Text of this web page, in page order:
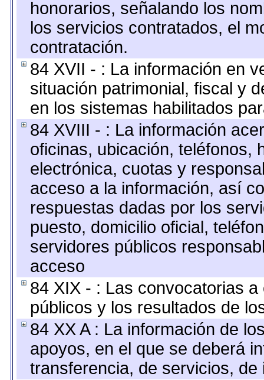
honorarios, señalando los
los servicios contratados, el
contratación.
84 XVII - : La información en
situación patrimonial, fiscal y
en los sistemas habilitados
84 XVIII - : La información
oficinas, ubicación, teléfonos,
electrónica, cuotas y
acceso a la información, así
respuestas dadas por los
puesto, domicilio oficial,
servidores públicos
acceso
84 XIX - : Las convocatorias
públicos y los resultados de
84 XX A : La información de
apoyos, en el que se deberá
transferencia, de servicios,